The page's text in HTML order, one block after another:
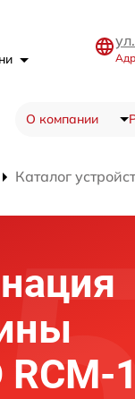
О компании
Каталог
RCM-